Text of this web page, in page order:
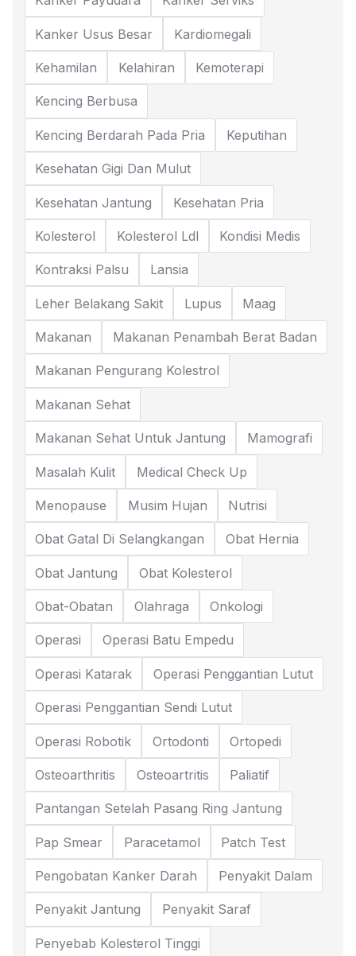
Kanker Usus Besar Kardiomegali
Kehamilan Kelahiran Kemoterapi
Kencing Berbusa
Kencing Berdarah Pada Pria Keputihan
Kesehatan Gigi Dan Mulut
Kesehatan Jantung Kesehatan Pria
Kolesterol Kolesterol Ldl Kondisi Medis
Kontraksi Palsu Lansia
Leher Belakang Sakit Lupus Maag
Makanan Makanan Penambah Berat Badan
Makanan Pengurang Kolestrol
Makanan Sehat
Makanan Sehat Untuk Jantung Mamografi
Masalah Kulit Medical Check Up
Menopause Musim Hujan Nutrisi
Obat Gatal Di Selangkangan Obat Hernia
Obat Jantung Obat Kolesterol
Obat-Obatan Olahraga Onkologi
Operasi Operasi Batu Empedu
Operasi Katarak Operasi Penggantian Lutut
Operasi Penggantian Sendi Lutut
Operasi Robotik Ortodonti Ortopedi
Osteoarthritis Osteoartritis Paliatif
Pantangan Setelah Pasang Ring Jantung
Pap Smear Paracetamol Patch Test
Pengobatan Kanker Darah Penyakit Dalam
Penyakit Jantung Penyakit Saraf
Penyebab Kolesterol Tinggi